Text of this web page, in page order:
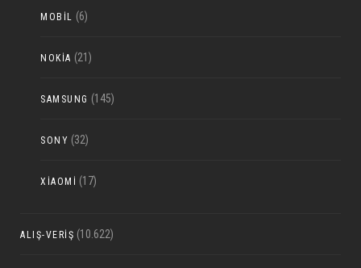
MOBIL (6)
NOKIA (21)
SAMSUNG (145)
SONY (32)
XIAOMI (17)
ALIŞ-VERIŞ (10.622)